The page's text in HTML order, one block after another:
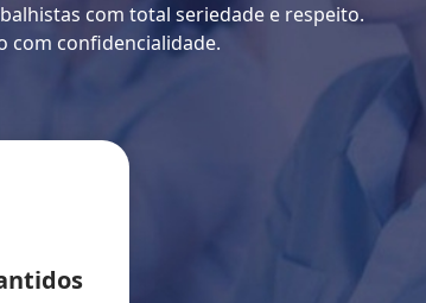
com total seriedade e respeito.
com confidencialidade.